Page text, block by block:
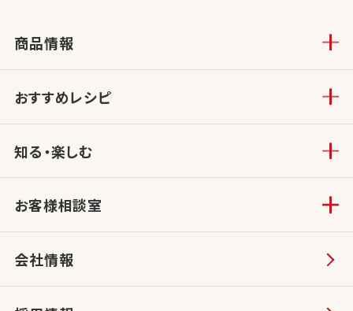
商品情報
おすすめレシピ
知る・楽しむ
お客様相談室
会社情報